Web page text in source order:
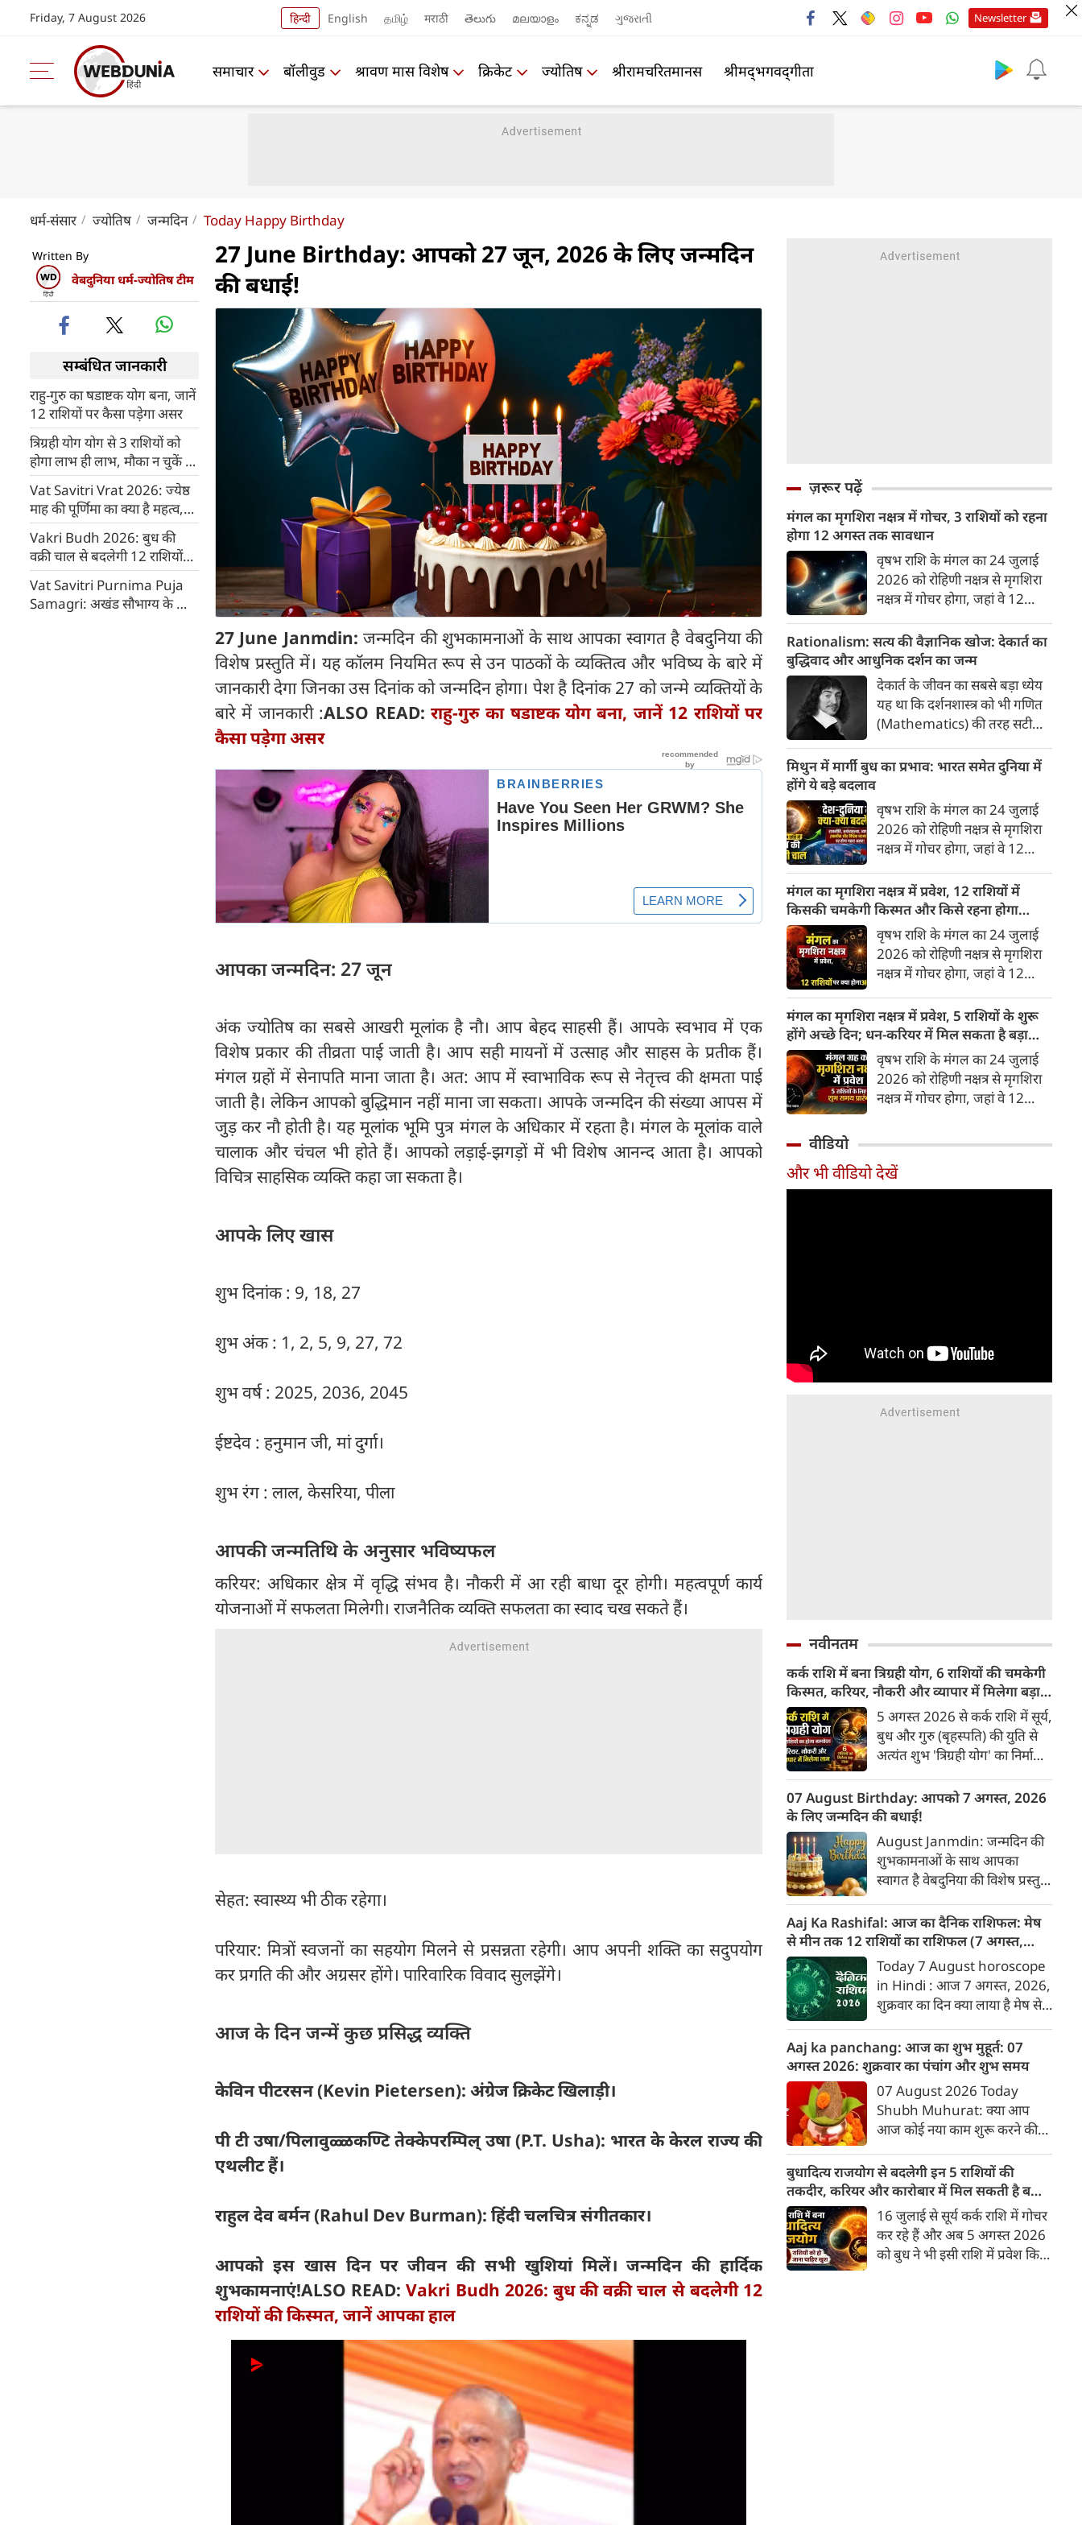
Friday, 7 August 2026 हिन्दी English தமிழ் मराठी తెలుగు മലയാളം ಕನ್ನಡ ગુજરાતી Newsletter
समाचार बॉलीवुड श्रावण मास विशेष क्रिकेट ज्योतिष श्रीरामचरितमानस श्रीमद्‍भगवद्‍गीता
धर्म-संसार ज्योतिष जन्मदिन Today Happy Birthday
Written By
वेबदुनिया धर्म-ज्योतिष टीम
सम्बंधित जानकारी
राहु-गुरु का षडाष्टक योग बना, जानें
12 राशियों पर कैसा पड़ेगा असर
त्रिग्रही योग योग से 3 राशियों को
होगा लाभ ही लाभ, मौका न चुकें 3
उपाय करें
Vat Savitri Vrat 2026: ज्येष्ठ
माह की पूर्णिमा का क्या है महत्व,
पढ़िए पौराणिक कथा
Vakri Budh 2026: बुध की
वक्री चाल से बदलेगी 12 राशियों
की किस्मत, जानें आपका हाल
Vat Savitri Purnima Puja
Samagri: अखंड सौभाग्य के लिए
27 June Birthday: आपको 27 जून, 2026 के लिए जन्मदिन
की बधाई!
27 June Janmdin:जन्मदिन की शुभकामनाओं के साथ आपका स्वागत है वेबदुनिया की
विशेष प्रस्तुति में। यह कॉलम नियमित रूप से उन पाठकों के व्यक्तित्व और भविष्य के बारे में
जानकारी देगा जिनका उस दिनांक को जन्मदिन होगा। पेश है दिनांक 27 को जन्मे व्यक्तियों के
बारे में जानकारी :ALSO READ: राहु-गुरु का षडाष्टक योग बना, जानें 12 राशियों पर
कैसा पड़ेगा असर
आपका जन्मदिन: 27 जून
अंक ज्योतिष का सबसे आखरी मूलांक है नौ। आप बेहद साहसी हैं। आपके स्वभाव में एक
विशेष प्रकार की तीव्रता पाई जाती है। आप सही मायनों में उत्साह और साहस के प्रतीक हैं।
मंगल ग्रहों में सेनापति माना जाता है। अत: आप में स्वाभाविक रूप से नेतृत्त्व की क्षमता पाई
जाती है। लेकिन आपको बुद्धिमान नहीं माना जा सकता। आपके जन्मदिन की संख्या आपस में
जुड़ कर नौ होती है। यह मूलांक भूमि पुत्र मंगल के अधिकार में रहता है। मंगल के मूलांक वाले
चालाक और चंचल भी होते हैं। आपको लड़ाई-झगड़ों में भी विशेष आनन्द आता है। आपको
विचित्र साहसिक व्यक्ति कहा जा सकता है।
आपके लिए खास
शुभ दिनांक : 9, 18, 27
शुभ अंक : 1, 2, 5, 9, 27, 72
शुभ वर्ष : 2025, 2036, 2045
ईष्टदेव : हनुमान जी, मां दुर्गा।
शुभ रंग : लाल, केसरिया, पीला
आपकी जन्मतिथि के अनुसार भविष्यफल
करियर: अधिकार क्षेत्र में वृद्धि संभव है। नौकरी में आ रही बाधा दूर होगी। महत्वपूर्ण कार्य
योजनाओं में सफलता मिलेगी। राजनैतिक व्यक्ति सफलता का स्वाद चख सकते हैं।
सेहत: स्वास्थ्य भी ठीक रहेगा।
परियार: मित्रों स्वजनों का सहयोग मिलने से प्रसन्नता रहेगी। आप अपनी शक्ति का सदुपयोग
कर प्रगति की और अग्रसर होंगे। पारिवारिक विवाद सुलझेंगे।
आज के दिन जन्में कुछ प्रसिद्ध व्यक्ति
केविन पीटरसन (Kevin Pietersen): अंग्रेज क्रिकेट खिलाड़ी।
पी टी उषा/पिलावुळ्ळकण्टि तेक्केपरम्पिल् उषा (P.T. Usha): भारत के केरल राज्य की
एथलीट हैं।
राहुल देव बर्मन (Rahul Dev Burman): हिंदी चलचित्र संगीतकार।
आपको इस खास दिन पर जीवन की सभी खुशियां मिलें। जन्मदिन की हार्दिक
शुभकामनाएं!ALSO READ:Vakri Budh 2026: बुध की वक्री चाल से बदलेगी 12
राशियों की किस्मत, जानें आपका हाल
ज़रूर पढ़ें
मंगल का मृगशिरा नक्षत्र में गोचर, 3 राशियों को रहना
होगा 12 अगस्त तक सावधान
वृषभ राशि के मंगल का 24 जुलाई
2026 को रोहिणी नक्षत्र से मृगशिरा
नक्षत्र में गोचर होगा, जहां वे 12
परिवर्तन के चलते 3 राशि के लोगों
को 12 अगस्त तक रहना होगा
सावधान। चलिए जानते हैं कि किन
राशि 3 राशियों को रहना होगा
सावधान।
Rationalism: सत्य की वैज्ञानिक खोज: देकार्त का
बुद्धिवाद और आधुनिक दर्शन का जन्म
देकार्त के जीवन का सबसे बड़ा ध्येय
यह था कि दर्शनशास्त्र को भी गणित
(Mathematics) की तरह सटीक,
जाए। वे एक ऐसा सार्वभौमिक सत्य
खोजना चाहते थे, जिस पर कोई भी
प्रश्नचिह्न न लगा सके। इसी विचार ने
बुद्धिवाद (Rationalism) की नींव
रखी। आइए, देकार्त के इस अद्भुत
दार्शनिक चिंतन के 4 प्रमुख स्तंभों को
गहराई से समझते हैं।
मिथुन में मार्गी बुध का प्रभाव: भारत समेत दुनिया में
होंगे ये बड़े बदलाव
वृषभ राशि के मंगल का 24 जुलाई
2026 को रोहिणी नक्षत्र से मृगशिरा
नक्षत्र में गोचर होगा, जहां वे 12
में एक बड़ा हलचल भरा मोड़ आ चुका
है- बुध ग्रह अपनी ही प्रिय राशि मिथुन
में सीधे (मार्गी) चलने लगे हैं। अब जब
बुद्धि और संवाद का कारक ग्रह सीधी
चाल चलेगा, तो जाहिर है आपकी
सोच, बातचीत और फैसलों की रफ्तार
भी बदल जाएगी।
मंगल का मृगशिरा नक्षत्र में प्रवेश, 12 राशियों में
किसकी चमकेगी किस्मत और किसे रहना होगा
सावधान?
वृषभ राशि के मंगल का 24 जुलाई
2026 को रोहिणी नक्षत्र से मृगशिरा
नक्षत्र में गोचर होगा, जहां वे 12
परिवर्तन के चलते मेष से लेकर मीन
तक किन राशियों के लिए शुभ और
किनके लिए है अशुभ। ज्योतिष शास्त्र
में मंगल को ऊर्जा, साहस, पराक्रम
और भूमि का कारक माना गया है,
जबकि मृगशिरा नक्षत्र के स्वामी स्वयं
मंगल का यह गोचर अत्यंत
शक्तिशाली और शुभ फलदायी माना
जा रहा है।
मंगल का मृगशिरा नक्षत्र में प्रवेश, 5 राशियों के शुरू
होंगे अच्छे दिन; धन-करियर में मिल सकता है बड़ा
लाभ
वृषभ राशि के मंगल का 24 जुलाई
2026 को रोहिणी नक्षत्र से मृगशिरा
नक्षत्र में गोचर होगा, जहां वे 12
बदलाव देखने को मिलेंगे और उनके
लिए लाभ के योग बनेंगे।
वीडियो
और भी वीडियो देखें
नवीनतम
कर्क राशि में बना त्रिग्रही योग, 6 राशियों की चमकेगी
किस्मत, करियर, नौकरी और व्यापार में मिलेगा बड़ा
लाभ
5 अगस्त 2026 से कर्क राशि में सूर्य,
बुध और गुरु (बृहस्पति) की युति से
अत्यंत शुभ 'त्रिग्रही योग' का निर्माण
ज्योतिष शास्त्र में कर्क राशि में इन
तीन प्रमुख ग्रहों का एक साथ आना
बहुत ही दुर्लभ और फलदायी माना
जाता है, क्योंकि यहाँ गुरु उच्च के
होते हैं तथा सूर्य-बुध के मिलने से
'बुधादित्य राजयोग' का निर्माण भी
होता है। इस त्रिग्रही योग के प्रभाव से
6 राशियों की किस्मत चमकने वाली है
और उन्हें करियर, नौकरी तथा व्यापार
में अभूतपूर्व लाभ मिलने के संकेत हैं।
आइए जानते हैं वे भाग्यशाली राशियां
कौन-सी हैं।
07 August Birthday: आपको 7 अगस्त, 2026
के लिए जन्मदिन की बधाई!
August Janmdin: जन्मदिन की
शुभकामनाओं के साथ आपका
स्वागत है वेबदुनिया की विशेष प्रस्तुति
पाठकों के व्यक्तित्व और भविष्य के
बारे में जानकारी देगा जिनका उस
दिनांक को जन्मदिन होगा। पेश है
दिनांक 7 को जन्मे व्यक्तियों के बारे
में जानकारी :
Aaj Ka Rashifal: आज का दैनिक राशिफल: मेष
से मीन तक 12 राशियों का राशिफल (7 अगस्‍त,
2026)
Today 7 August horoscope
in Hindi : आज 7 अगस्‍त, 2026,
शुक्रवार का दिन क्या लाया है मेष से
डेली होरोस्कोप के अनुसार वेबदुनिया
पर दैनिक राशिफल के बारे में एकदम
सटीक जानकारी...
Aaj ka panchang: आज का शुभ मुहूर्त: 07
अगस्‍त 2026: शुक्रवार का पंचांग और शुभ समय
07 August 2026 Today
Shubh Muhurat: क्या आप
आज कोई नया काम शुरू करने की
लेने वाले हैं? ज्योतिष और पंचांग के
अनुसार, किसी भी शुभ कार्य को सही
मुहूर्त में करने से सफलता की
संभावना बढ़ जाती है। 'वेबदुनिया'
आपके लिए लेकर आया है 07
अगस्‍त, 2026 का विशेष पंचांग और
बुधादित्य राजयोग से बदलेगी इन 5 राशियों की
तकदीर, करियर और कारोबार में मिल सकती है बड़ी
सफलता
16 जुलाई से सूर्य कर्क राशि में गोचर
कर रहे हैं और अब 5 अगस्त 2026
को बुध ने भी इसी राशि में प्रवेश किया